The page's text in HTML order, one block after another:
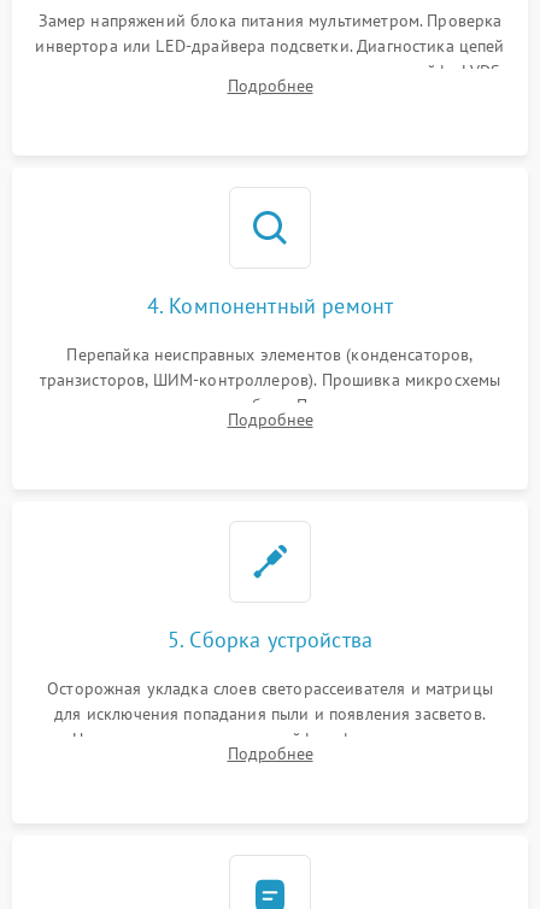
Замер напряжений блока питания мультиметром. Проверка
инвертора или LED-драйвера подсветки. Диагностика цепей
питания скалера и тестирование сигналов на шлейфе LVDS
Подробнее
4. Компонентный ремонт
Перепайка неисправных элементов (конденсаторов,
транзисторов, ШИМ-контроллеров). Прошивка микросхемы
памяти при программных сбоях. При поломке подсветки —
разборка матрицы и замена выгоревших светодиодов.
Подробнее
5. Сборка устройства
Осторожная укладка слоев светорассеивателя и матрицы
для исключения попадания пыли и появления засветов.
Надежное подключение шлейфов, фиксация плат и
аккуратное защелкивание пластикового корпуса монитора.
Подробнее